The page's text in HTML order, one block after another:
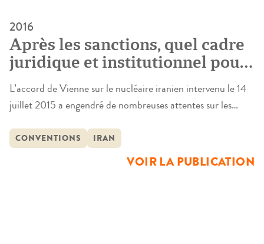
2016
Après les sanctions, quel cadre
juridique et institutionnel pour
les échanges économiques
franco-iraniens ? (cycle
d’ateliers Conventions)
L’accord de Vienne sur le nucléaire iranien intervenu le 14
juillet 2015 a engendré de nombreuses attentes sur les
d’étude propose de revenir sur certains aspects de la
relation France/Iran. Elle rassemblera des diplomates, des
universitaires et chercheurs, des avocats et magistrats, et
CONVENTIONS IRAN
VOIR LA PUBLICATION